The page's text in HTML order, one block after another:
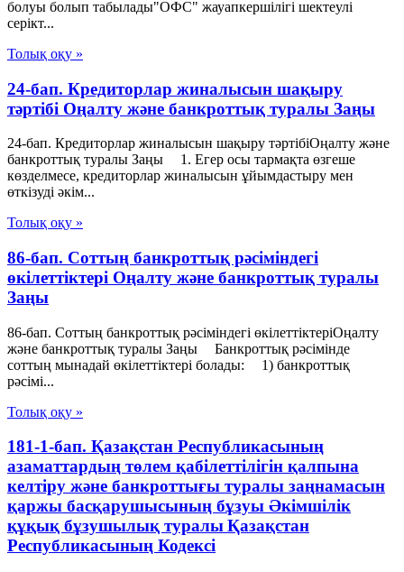
болуы болып табылады"ОФС" жауапкершілігі шектеулі
серікт...
Толық оқу »
24-бап. Кредиторлар жиналысын шақыру
тәртібі Оңалту және банкроттық туралы Заңы
24-бап. Кредиторлар жиналысын шақыру тәртібіОңалту және
банкроттық туралы Заңы 1. Егер осы тармақта өзгеше
көзделмесе, кредиторлар жиналысын ұйымдастыру мен
өткізуді әкім...
Толық оқу »
86-бап. Соттың банкроттық рәсіміндегі
өкiлеттiктерi Оңалту және банкроттық туралы
Заңы
86-бап. Соттың банкроттық рәсіміндегі өкiлеттiктерiОңалту
және банкроттық туралы Заңы Банкроттық рәсімінде
соттың мынадай өкiлеттiктерi болады: 1) банкроттық
рәсімі...
Толық оқу »
181-1-бап. Қазақстан Республикасының
азаматтардың төлем қабілеттілігін қалпына
келтіру және банкроттығы туралы заңнамасын
қаржы басқарушысының бұзуы Әкімшілік
құқық бұзушылық туралы Қазақстан
Республикасының Кодексі